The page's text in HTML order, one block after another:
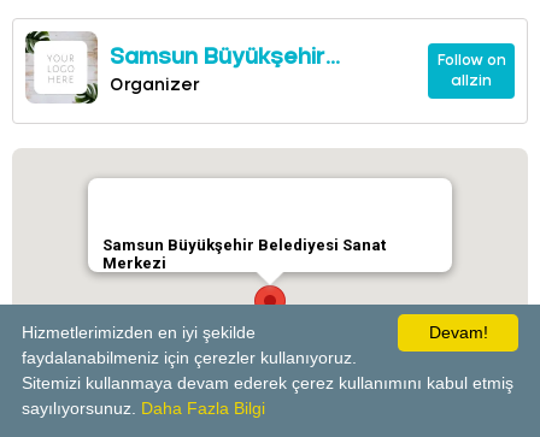
Samsun Büyükşehir
Belediyesi Sanat Merkezi
Organizer
Follow on
allzin
Samsun Büyükşehir Belediyesi Sanat
Merkezi
powered by
Devam!
Hizmetlerimizden en iyi şekilde
faydalanabilmeniz için çerezler kullanıyoruz.
Sitemizi kullanmaya devam ederek çerez kullanımını kabul etmiş
sayılıyorsunuz. Daha Fazla Bilgi